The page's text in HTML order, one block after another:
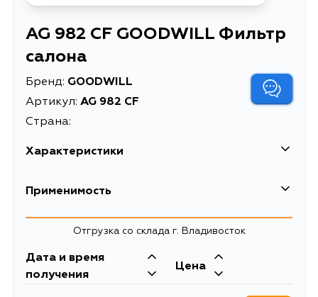
AG 982 CF GOODWILL Фильтр
салона
Бренд: GOODWILL
Артикул: AG 982 CF
Страна:
Характеристики
EAN-13
Длина упаковки, мм
Масса, кг 0.12
Применимость
Toyota
Кузов Двигатель
TZNA45L, VXKA75L, VXKA76L,
Отгрузка со склада г. Владивосток
Дата и время
получения
Цена